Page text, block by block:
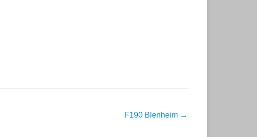
F190 Blenheim →